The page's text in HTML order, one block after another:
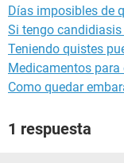
Días imposibles de
Si tengo
Teniendo quistes
Medicamentos
Como quedar
1 respuesta